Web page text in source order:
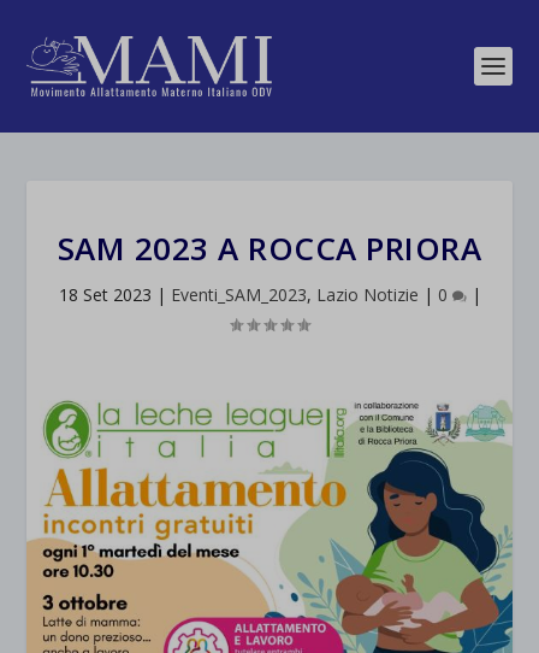
SAM 2023 A ROCCA PRIORA
18 Set 2023 | Eventi_SAM_2023, Lazio Notizie | 0 |